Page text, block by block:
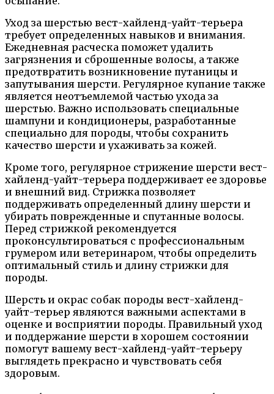
Уход за шерстью вест-хайленд-уайт-терьера
требует определенных навыков и внимания.
Ежедневная расческа поможет удалить
загрязнения и сброшенные волосы, а также
предотвратить возникновение путаницы и
запутывания шерсти. Регулярное купание также
является неотъемлемой частью ухода за
шерстью. Важно использовать специальные
шампуни и кондиционеры, разработанные
специально для породы, чтобы сохранить
качество шерсти и ухаживать за кожей.
Кроме того, регулярное стрижение шерсти вест-
хайленд-уайт-терьера поддерживает ее здоровье
и внешний вид. Стрижка позволяет
поддерживать определенный длину шерсти и
убирать поврежденные и спутанные волосы.
Перед стрижкой рекомендуется
проконсультироваться с профессиональным
грумером или ветеринаром, чтобы определить
оптимальный стиль и длину стрижки для
породы.
Шерсть и окрас собак породы вест-хайленд-
уайт-терьер являются важными аспектами в
оценке и восприятии породы. Правильный уход
и поддержание шерсти в хорошем состоянии
помогут вашему вест-хайленд-уайт-терьеру
выглядеть прекрасно и чувствовать себя
здоровым.